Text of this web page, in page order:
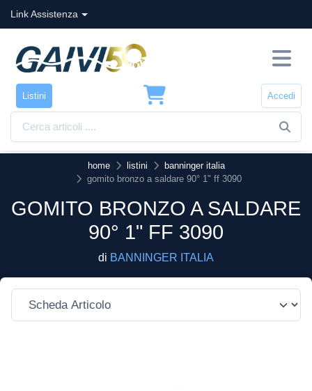
Link Assistenza
Listini Accedi
home listini
banninger italia
gomito bronzo a saldare 90° 1" ff 3090
GOMITO BRONZO A SALDARE
90° 1" FF 3090
di BANNINGER ITALIA